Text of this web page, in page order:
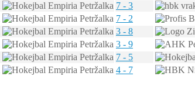
7 - 3
7 - 2
3 - 8
3 - 9
7 - 5
4 - 7